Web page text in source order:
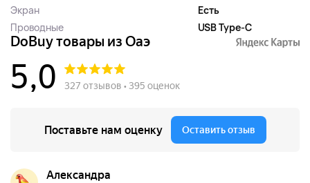
Экран
Есть
Проводные
USB Type-C